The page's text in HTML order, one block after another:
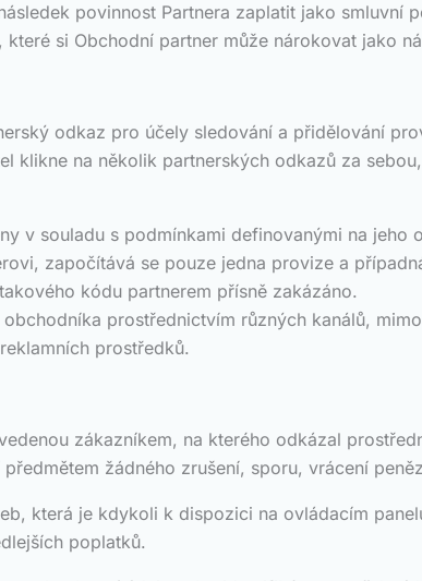
povinnost Partnera zaplatit jako smluvní
si Obchodní partner může nárokovat jako
odkaz pro účely sledování a přidělování
klikne na několik partnerských odkazů za
v souladu s podmínkami definovanými na jeho
započítává se pouze jedna provize a
kódu partnerem přísně zakázáno.
prostřednictvím různých kanálů,
prostředků.
zákazníkem, na kterého odkázal
žádného zrušení, sporu, vrácení
která je kdykoli k dispozici na ovládacím
poplatků.